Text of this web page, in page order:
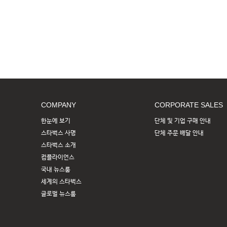
COMPANY
한눈에 보기
스타벅스 사명
스타벅스 소개
컴플라이언스
국내 뉴스룸
세계의 스타벅스
글로벌 뉴스룸
CORPORATE SALES
단체 및 기업 구매 안내
단체 주문 배달 안내